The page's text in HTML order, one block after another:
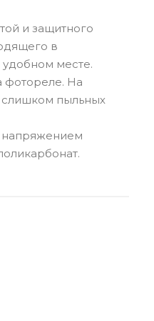
и защитного
в
месте.
фотореле. На
слишком пыльных
напряжением